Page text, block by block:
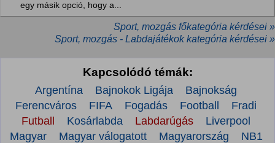
egy másik opció, hogy a...
Sport, mozgás főkategória kérdései »
Sport, mozgás - Labdajátékok kategória kérdései »
Kapcsolódó témák:
Argentína Bajnokok Ligája
Bajnokság
Ferencváros
FIFA Fogadás Football
Fradi
Futball
Kosárlabda Labdarúgás
Liverpool
Magyar
Magyar válogatott Magyarország
NB1